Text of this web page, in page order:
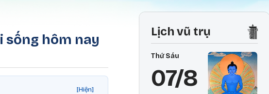
sống hôm nay
[Hiện]
Lịch vũ trụ
Thứ Sáu
07/8